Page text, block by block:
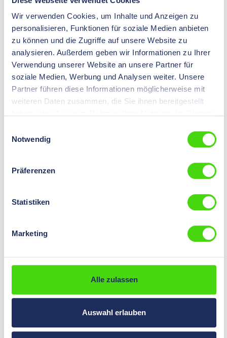
Wir verwenden Cookies, um Inhalte und Anzeigen zu
personalisieren, Funktionen für soziale Medien anbieten
zu können und die Zugriffe auf unsere Website zu
analysieren. Außerdem geben wir Informationen zu Ihrer
Verwendung unserer Website an unsere Partner für
soziale Medien, Werbung und Analysen weiter. Unsere
Partner führen diese Informationen möglicherweise mit
weiteren Daten zusammen, die Sie ihnen bereitgestellt
Notwendig
Präferenzen
Statistiken
Marketing
Alle zulassen
Auswahl erlauben
Schrumpfschlauch und Isolation
Isolierbänder